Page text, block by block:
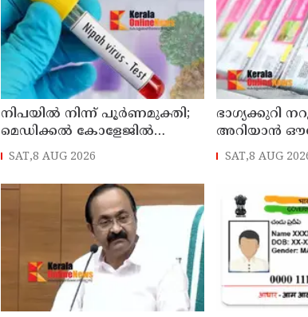
നിപയിൽ നിന്ന് പൂർണമുക്തി;
മെഡിക്കൽ കോളേജിൽ
ചികിത്സയിലിരുന്ന 43കാരൻ
SAT,8 AUG 2026
ഭാഗ്യക്കുറി
അറിയാൻ
SAT,8 AUG